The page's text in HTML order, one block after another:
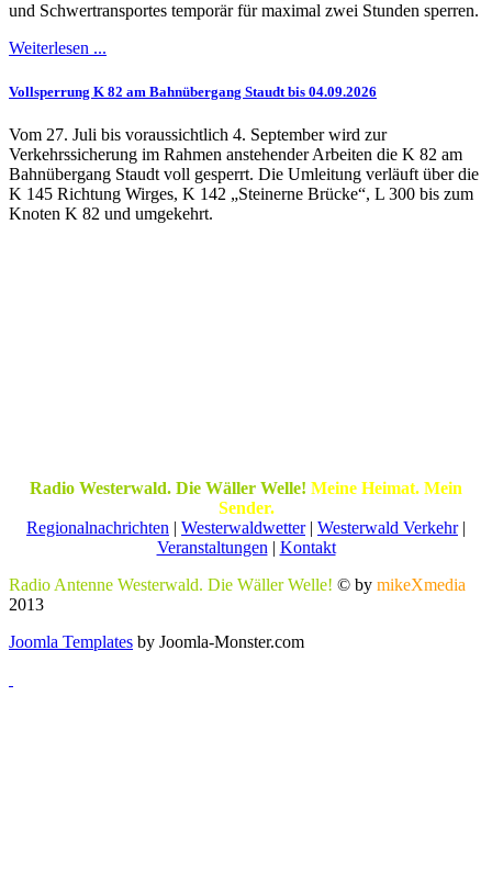
und Schwertransportes temporär für maximal zwei Stunden sperren.
Weiterlesen ...
Vollsperrung K 82 am Bahnübergang Staudt bis 04.09.2026
Vom 27. Juli bis voraussichtlich 4. September wird zur
Verkehrssicherung im Rahmen anstehender Arbeiten die K 82 am
Bahnübergang Staudt voll gesperrt. Die Umleitung verläuft über die
K 145 Richtung Wirges, K 142 „Steinerne Brücke“, L 300 bis zum
Knoten K 82 und umgekehrt.
Radio Westerwald. Die Wäller Welle! Meine Heimat. Mein
Sender.
Regionalnachrichten | Westerwaldwetter| Westerwald Verkehr|
Veranstaltungen | Kontakt
Radio Antenne Westerwald. Die Wäller Welle! © by mikeXmedia
2013
Joomla Templates by Joomla-Monster.com